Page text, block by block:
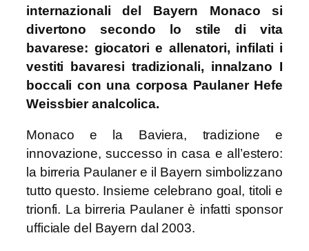
internazionali del Bayern Monaco si
divertono secondo lo stile di vita
bavarese: giocatori e allenatori, infilati i
vestiti bavaresi tradizionali, innalzano I
boccali con una corposa Paulaner Hefe
Weissbier analcolica.
Monaco e la Baviera, tradizione e
innovazione, successo in casa e all’estero:
la birreria Paulaner e il Bayern simbolizzano
tutto questo. Insieme celebrano goal, titoli e
trionfi. La birreria Paulaner è infatti sponsor
ufficiale del Bayern dal 2003.